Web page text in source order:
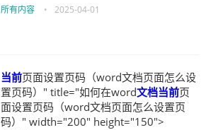
所有内容 • 2025-04-01
当前页面设置页码（word文档页面怎么设
置页码）" title="如何在word文档当前页
面设置页码（word文档页面怎么设置页
码）" width="200" height="150">